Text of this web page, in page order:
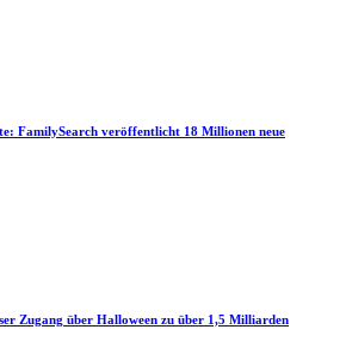
FamilySearch veröffentlicht 18 Millionen neue
Zugang über Halloween zu über 1,5 Milliarden